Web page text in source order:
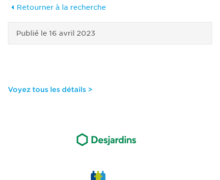
Retourner à la recherche
Publié le 16 avril 2023
Voyez tous les détails >